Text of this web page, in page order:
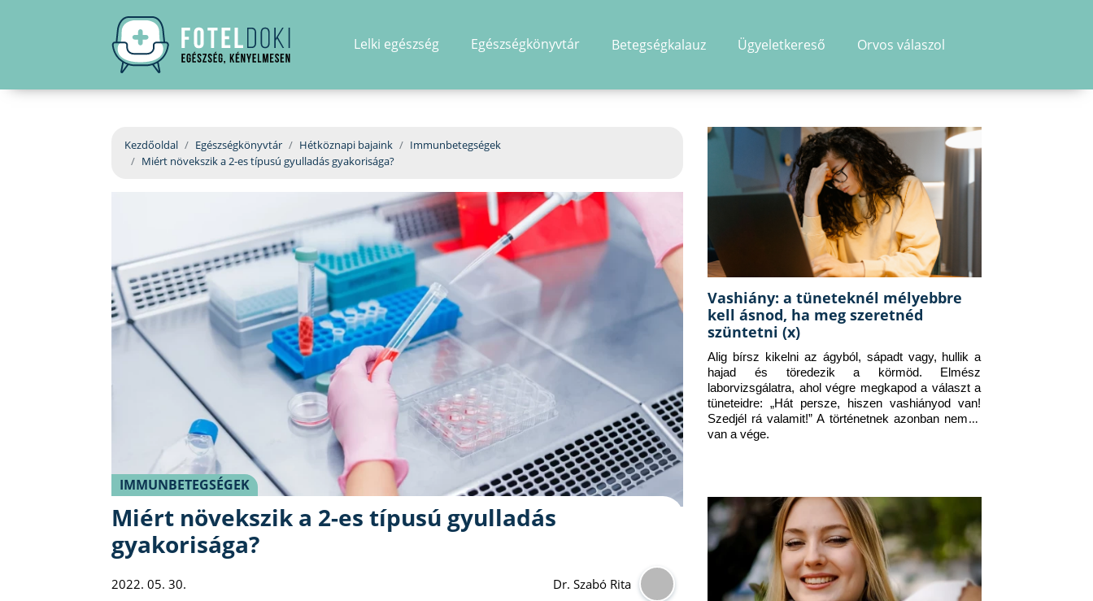
Lelki egészség Egészségkönyvtár Betegségkalauz Ügyeletkereső Orvos válaszol
Kezdőoldal Egészségkönyvtár Hétköznapi bajaink
Immunbetegségek
Miért növekszik a 2-es típusú gyulladás gyakorisága?
IMMUNBETEGSÉGEK
Miért növekszik a 2-es típusú gyulladás
gyakorisága?
2022. 05. 30. Dr. Szabó Rita
Vashiány: a tüneteknél mélyebbre
kell ásnod, ha meg szeretnéd
szüntetni (x)
Alig bírsz kikelni az ágyból, sápadt vagy, hullik a
hajad és töredezik a körmöd. Elmész
laborvizsgálatra, ahol végre megkapod a választ a
tüneteidre: „Hát persze, hiszen vashiányod van!
Szedjél rá valamit!” A történetnek azonban nem itt
van a vége.